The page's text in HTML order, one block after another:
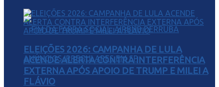
ELEIÇÕES 2026: CAMPANHA DE LULA
ACENDE ALERTA CONTRA INTERFERÊNCIA
EXTERNA APÓS APOIO DE TRUMP E MILEI A
FLÁVIO